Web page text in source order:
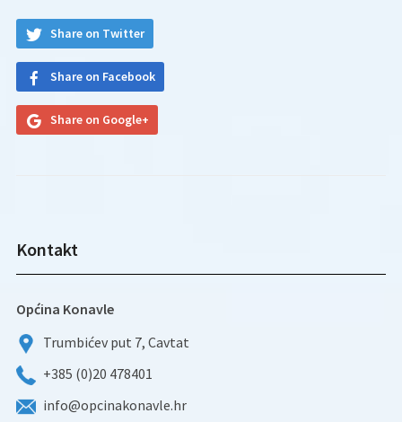
Share on Twitter
Share on Facebook
Share on Google+
Kontakt
Općina Konavle
Trumbićev put 7, Cavtat
+385 (0)20 478401
info@opcinakonavle.hr